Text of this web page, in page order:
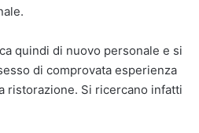
quindi di nuovo personale e si
di comprovata esperienza
ristorazione. Si ricercano infatti